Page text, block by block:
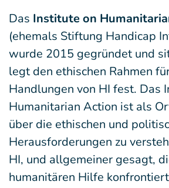
Das Institute on
(ehemals Stiftung Handicap
wurde 2015 gegründet und
legt den ethischen Rahmen
Handlungen von HI fest. Das
Humanitarian Action ist als
über die ethischen und
Herausforderungen zu
HI, und allgemeiner gesagt,
humanitären Hilfe